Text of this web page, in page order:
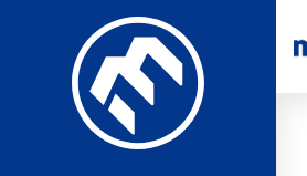
Les compétitions Calendrier de compétitions